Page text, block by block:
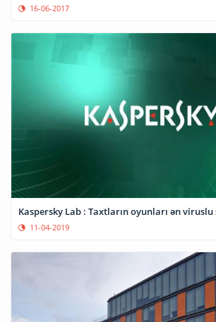
16-06-2017
Kaspersky Lab : Taxtların oyunları ən
11-04-2019